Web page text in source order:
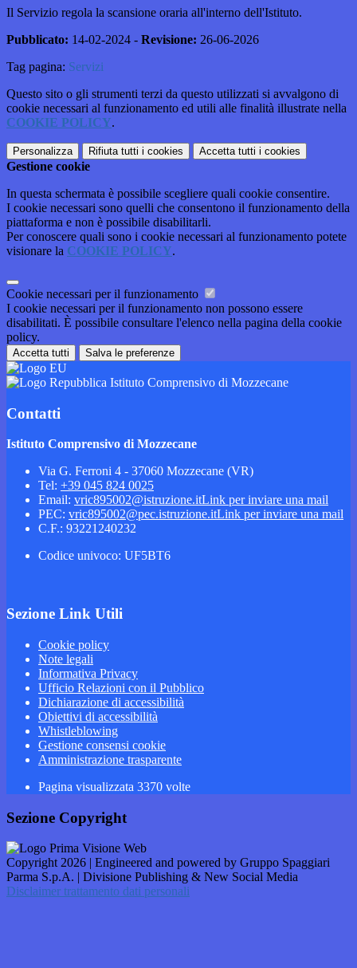
Il Servizio regola la scansione oraria all'interno dell'Istituto.
Pubblicato: 14-02-2024 - Revisione: 26-06-2026
Tag pagina: Servizi
Questo sito o gli strumenti terzi da questo utilizzati si avvalgono di
cookie necessari al funzionamento ed utili alle finalità illustrate nella
COOKIE POLICY.
Personalizza Rifiuta tutti i cookies Accetta tutti i cookies
Gestione cookie
In questa schermata è possibile scegliere quali cookie consentire.
I cookie necessari sono quelli che consentono il funzionamento della
piattaforma e non è possibile disabilitarli.
Per conoscere quali sono i cookie necessari al funzionamento potete
visionare la COOKIE POLICY.
Cookie necessari per il funzionamento
I cookie necessari per il funzionamento non possono essere
disabilitati. È possibile consultare l'elenco nella pagina della cookie
policy.
Accetta tutti Salva le preferenze
Istituto Comprensivo di Mozzecane
Contatti
Istituto Comprensivo di Mozzecane
Via G. Ferroni 4 - 37060 Mozzecane (VR)
Tel: +39 045 824 0025
Email: vric895002@istruzione.itLink per inviare una mail
PEC: vric895002@pec.istruzione.itLink per inviare una mail
C.F.: 93221240232
Codice univoco: UF5BT6
Sezione Link Utili
Cookie policy
Note legali
Informativa Privacy
Ufficio Relazioni con il Pubblico
Dichiarazione di accessibilità
Obiettivi di accessibilità
Whistleblowing
Gestione consensi cookie
Amministrazione trasparente
Pagina visualizzata 3370 volte
Sezione Copyright
Copyright 2026 | Engineered and powered by Gruppo Spaggiari
Parma S.p.A. | Divisione Publishing & New Social Media
Disclaimer trattamento dati personali